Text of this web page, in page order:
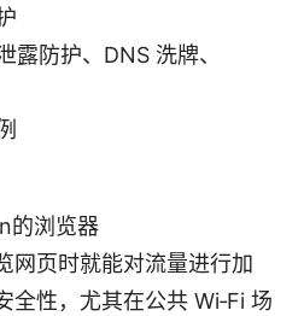
露防护、DNS 洗牌、
的浏览器
网页时就能对流量进行加
全性，尤其在公共 Wi‑Fi 场